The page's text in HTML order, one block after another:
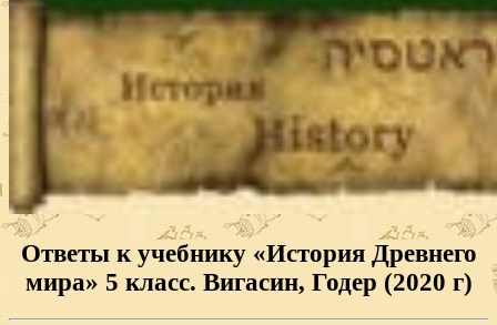
Ответы к учебнику «История Древнего
мира» 5 класс. Вигасин, Годер (2020 г)